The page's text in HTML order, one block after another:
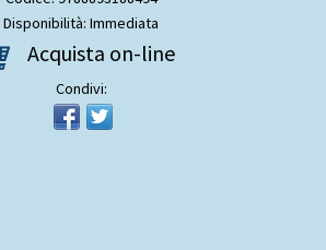
Disponibilità: Immediata
Acquista on-line
Condivi: